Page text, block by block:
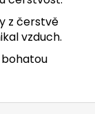
z čerstvě
vzduch.
bohatou